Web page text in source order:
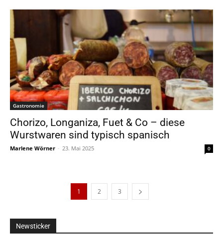
Gastronomie
Chorizo, Longaniza, Fuet & Co – diese
Wurstwaren sind typisch spanisch
Marlene Wörner - 23. Mai 2025 0
1 2 3
Newsticker